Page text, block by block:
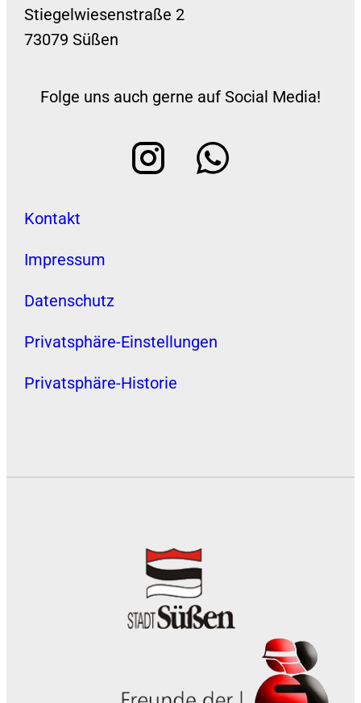
Stiegelwiesenstraße 2
73079 Süßen
Folge uns auch gerne auf Social Media!
Kontakt
Impressum
Datenschutz
Privatsphäre-Einstellungen
Privatsphäre-Historie